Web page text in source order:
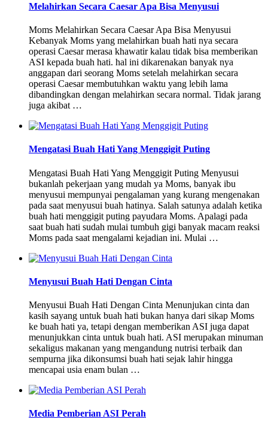
Melahirkan Secara Caesar Apa Bisa Menyusui
Moms Melahirkan Secara Caesar Apa Bisa Menyusui
Kebanyak Moms yang melahirkan buah hati nya secara
operasi Caesar merasa khawatir kalau tidak bisa memberikan
ASI kepada buah hati. hal ini dikarenakan banyak nya
anggapan dari seorang Moms setelah melahirkan secara
operasi Caesar membutuhkan waktu yang lebih lama
dibandingkan dengan melahirkan secara normal. Tidak jarang
juga akibat …
Mengatasi Buah Hati Yang Menggigit Puting
Mengatasi Buah Hati Yang Menggigit Puting Menyusui
bukanlah pekerjaan yang mudah ya Moms, banyak ibu
menyusui mempunyai pengalaman yang kurang mengenakan
pada saat menyusui buah hatinya. Salah satunya adalah ketika
buah hati menggigit puting payudara Moms. Apalagi pada
saat buah hati sudah mulai tumbuh gigi banyak macam reaksi
Moms pada saat mengalami kejadian ini. Mulai …
Menyusui Buah Hati Dengan Cinta
Menyusui Buah Hati Dengan Cinta Menunjukan cinta dan
kasih sayang untuk buah hati bukan hanya dari sikap Moms
ke buah hati ya, tetapi dengan memberikan ASI juga dapat
menunjukkan cinta untuk buah hati. ASI merupakan minuman
sekaligus makanan yang mengandung nutrisi terbaik dan
sempurna jika dikonsumsi buah hati sejak lahir hingga
mencapai usia enam bulan …
Media Pemberian ASI Perah